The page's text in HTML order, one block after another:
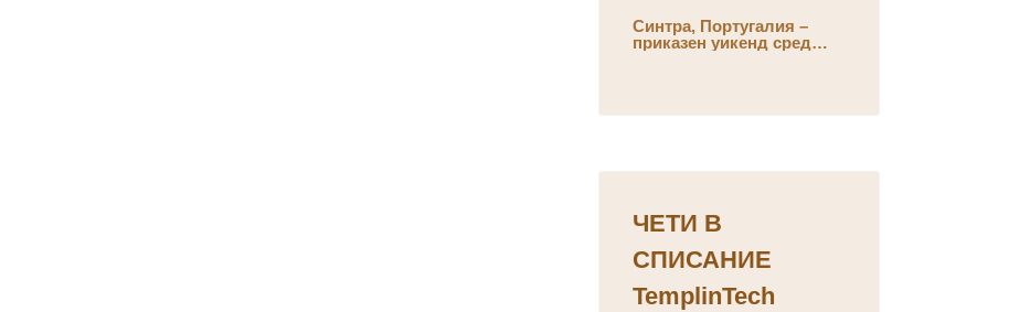
Синтра, Португалия –
приказен уикенд сред
ЧЕТИ В
СПИСАНИЕ
TemplinTech